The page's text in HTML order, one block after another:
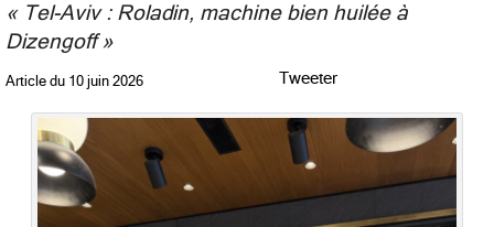
« Tel-Aviv : Roladin, machine bien huilée à
Dizengoff »
Article du 10 juin 2026 Tweeter